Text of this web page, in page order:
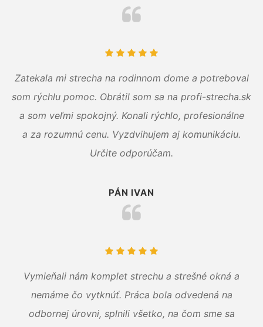
Zatekala mi strecha na rodinnom dome a potreboval
som rýchlu pomoc. Obrátil som sa na profi-strecha.sk
a som veľmi spokojný. Konali rýchlo, profesionálne
a za rozumnú cenu. Vyzdvihujem aj komunikáciu.
Určite odporúčam.
PÁN IVAN
Vymieňali nám komplet strechu a strešné okná a
nemáme čo vytknúť. Práca bola odvedená na
odbornej úrovni, splnili všetko, na čom sme sa